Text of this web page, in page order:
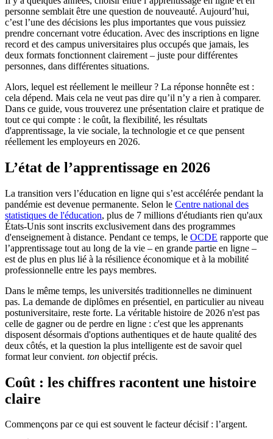
personne semblait être une question de nouveauté. Aujourd’hui,
c’est l’une des décisions les plus importantes que vous puissiez
prendre concernant votre éducation. Avec des inscriptions en ligne
record et des campus universitaires plus occupés que jamais, les
deux formats fonctionnent clairement – ​​juste pour différentes
personnes, dans différentes situations.
Alors, lequel est réellement le meilleur ? La réponse honnête est :
cela dépend. Mais cela ne veut pas dire qu’il n’y a rien à comparer.
Dans ce guide, vous trouverez une présentation claire et pratique de
tout ce qui compte : le coût, la flexibilité, les résultats
d'apprentissage, la vie sociale, la technologie et ce que pensent
réellement les employeurs en 2026.
L’état de l’apprentissage en 2026
La transition vers l’éducation en ligne qui s’est accélérée pendant la
pandémie est devenue permanente. Selon le Centre national des
statistiques de l'éducation, plus de 7 millions d'étudiants rien qu'aux
États-Unis sont inscrits exclusivement dans des programmes
d'enseignement à distance. Pendant ce temps, le OCDE rapporte que
l’apprentissage tout au long de la vie – en grande partie en ligne –
est de plus en plus lié à la résilience économique et à la mobilité
professionnelle entre les pays membres.
Dans le même temps, les universités traditionnelles ne diminuent
pas. La demande de diplômes en présentiel, en particulier au niveau
postuniversitaire, reste forte. La véritable histoire de 2026 n'est pas
celle de gagner ou de perdre en ligne : c'est que les apprenants
disposent désormais d'options authentiques et de haute qualité des
deux côtés, et la question la plus intelligente est de savoir quel
format leur convient. ton objectif précis.
Coût : les chiffres racontent une histoire
claire
Commençons par ce qui est souvent le facteur décisif : l’argent.